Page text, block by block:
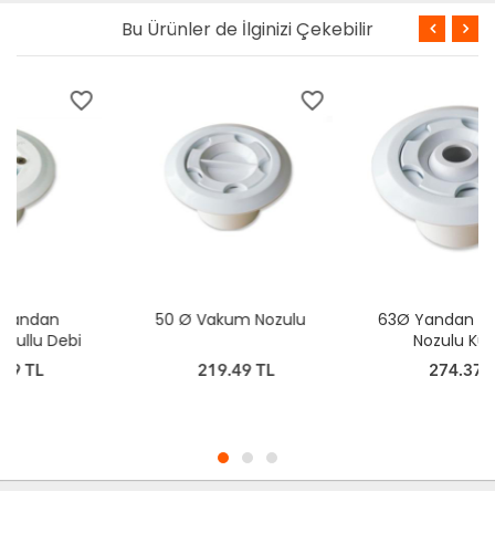
Bu Ürünler de İlginizi Çekebilir
50 Ø Vakum Nozulu
favorite_border
63Ø Yandan Besleme